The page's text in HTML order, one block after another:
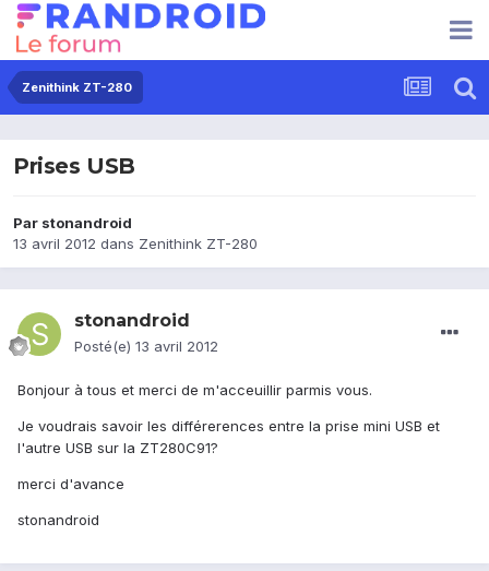
Zenithink ZT-280
Prises USB
Par stonandroid
13 avril 2012 dans Zenithink ZT-280
stonandroid
Posté(e) 13 avril 2012
Bonjour à tous et merci de m'acceuillir parmis vous.
Je voudrais savoir les différerences entre la prise mini USB et
l'autre USB sur la ZT280C91?
merci d'avance
stonandroid